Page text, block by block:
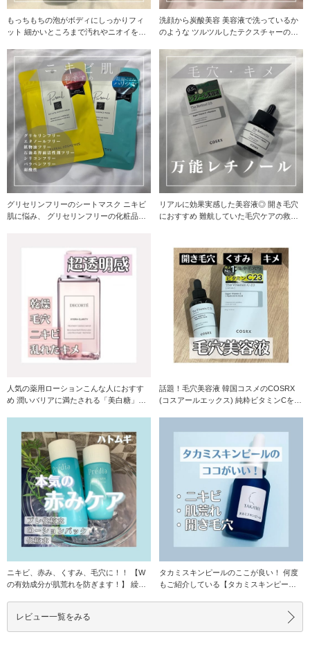
もっちもちの泡がボディにしっかりフィ
ット 細かいところまで汚れやニオイを吸
洗顔から炭酸美容 美容液で洗っているか
のような ツルツルしたテクスチャーの泡
グリセリンフリーのシートマスク ニキビ
肌に悩み、 グリセリンフリーの化粧品を
リアルに効果実感した美容液◎ 開き毛穴
におすすめ 難航していた毛穴ケアの救世
人気の薬用ローションこんな人におすす
め 潤いバリアに満たされる「美白糖」を
話題！毛穴美容液 韓国コスメのCOSRX
(コスアールエックス) 純粋ビタミンCを高
ニキビ、赤み、くすみ、毛穴に！！ 【W
の有効成分が肌荒れを防ぎます！】 繰り
タカミスキンピールのここが良い！ 何度
もご紹介している【タカミスキンピー
レビュー一覧をみる